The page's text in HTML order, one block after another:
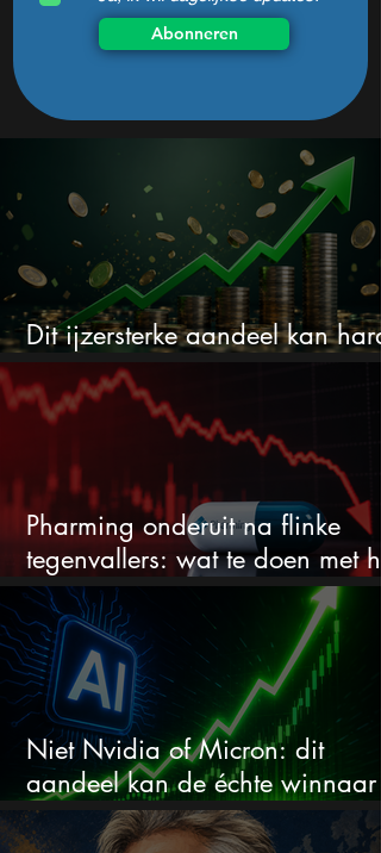
Abonneren
Dit ijzersterke aandeel kan hard
stijgen maar bijna niemand kijkt
Pharming onderuit na flinke
tegenvallers: wat te doen met
aandeel?
Niet Nvidia of Micron: dit
aandeel kan de échte winnaar
van de AI-race worden